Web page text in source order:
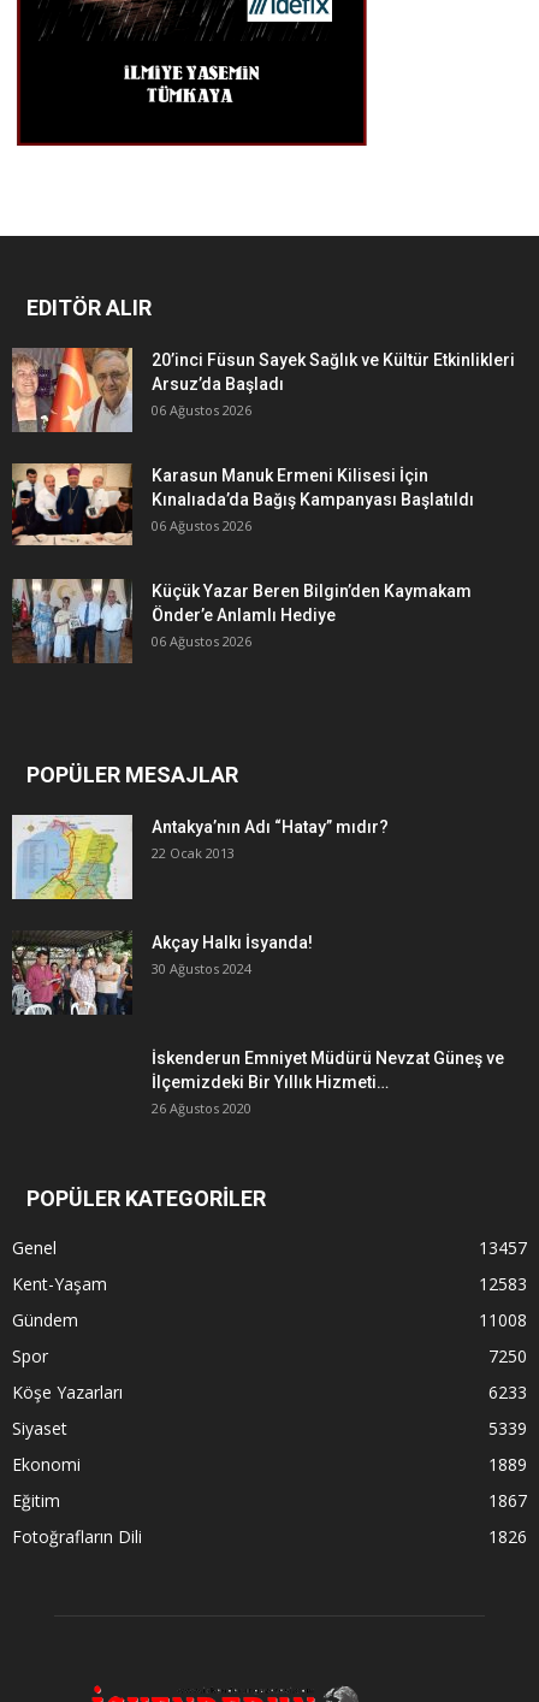
EDITÖR ALIR
20’inci Füsun Sayek Sağlık ve Kültür Etkinlikleri
Arsuz’da Başladı
06 Ağustos 2026
Karasun Manuk Ermeni Kilisesi İçin
Kınalıada’da Bağış Kampanyası Başlatıldı
06 Ağustos 2026
Küçük Yazar Beren Bilgin’den Kaymakam
Önder’e Anlamlı Hediye
06 Ağustos 2026
POPÜLER MESAJLAR
Antakya’nın Adı “Hatay” mıdır?
22 Ocak 2013
Akçay Halkı İsyanda!
30 Ağustos 2024
İskenderun Emniyet Müdürü Nevzat Güneş ve
İlçemizdeki Bir Yıllık Hizmeti…
26 Ağustos 2020
POPÜLER KATEGORİLER
Genel
13457
Kent-Yaşam
12583
Gündem
11008
Spor
7250
Köşe Yazarları
6233
Siyaset
5339
Ekonomi
1889
Eğitim
1867
Fotoğrafların Dili
1826